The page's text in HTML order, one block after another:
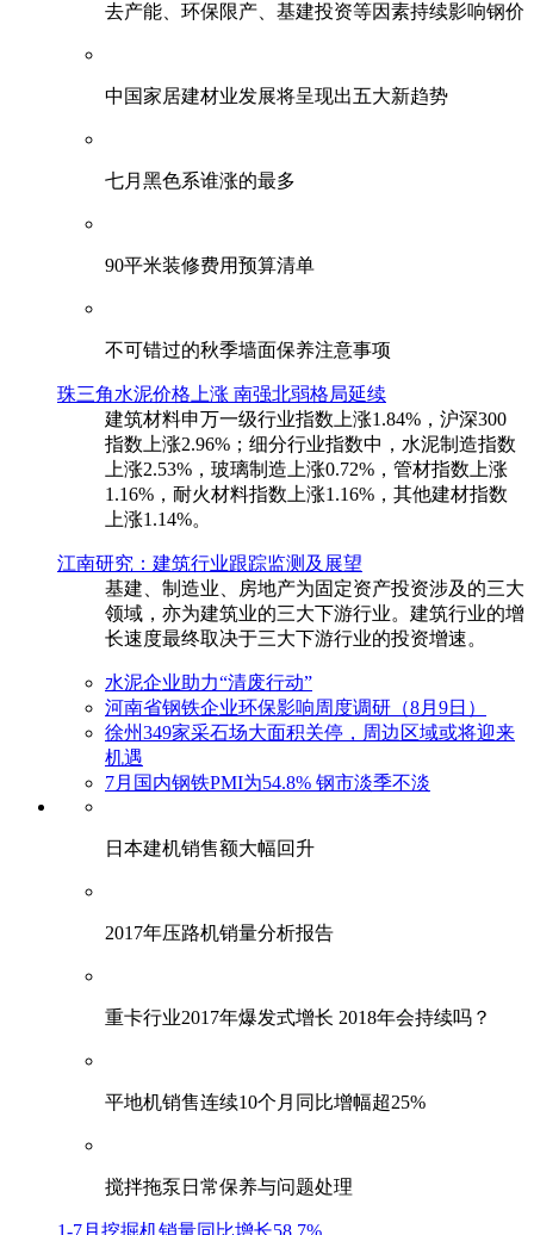
去产能、环保限产、基建投资等因素持续影响钢价
中国家居建材业发展将呈现出五大新趋势
七月黑色系谁涨的最多
90平米装修费用预算清单
不可错过的秋季墙面保养注意事项
珠三角水泥价格上涨 南强北弱格局延续
建筑材料申万一级行业指数上涨1.84%，沪深300
指数上涨2.96%；细分行业指数中，水泥制造指数
上涨2.53%，玻璃制造上涨0.72%，管材指数上涨
1.16%，耐火材料指数上涨1.16%，其他建材指数
上涨1.14%。
江南研究：建筑行业跟踪监测及展望
基建、制造业、房地产为固定资产投资涉及的三大
领域，亦为建筑业的三大下游行业。建筑行业的增
长速度最终取决于三大下游行业的投资增速。
水泥企业助力“清废行动”
河南省钢铁企业环保影响周度调研（8月9日）
徐州349家采石场大面积关停，周边区域或将迎来
机遇
7月国内钢铁PMI为54.8% 钢市淡季不淡
日本建机销售额大幅回升
2017年压路机销量分析报告
重卡行业2017年爆发式增长 2018年会持续吗？
平地机销售连续10个月同比增幅超25%
搅拌拖泵日常保养与问题处理